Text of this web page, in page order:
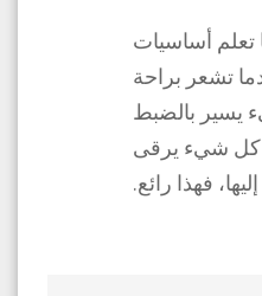
تعلم أساسيات
تشعر براحة
يسير بالضبط
كل شيء يرقى
إليها، فهذا رائع.